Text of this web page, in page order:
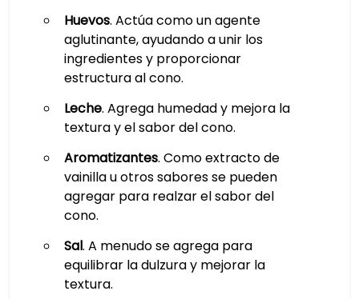
Huevos. Actúa como un agente
aglutinante, ayudando a unir los
ingredientes y proporcionar
estructura al cono.
Leche. Agrega humedad y mejora la
textura y el sabor del cono.
Aromatizantes. Como extracto de
vainilla u otros sabores se pueden
agregar para realzar el sabor del
cono.
Sal. A menudo se agrega para
equilibrar la dulzura y mejorar la
textura.